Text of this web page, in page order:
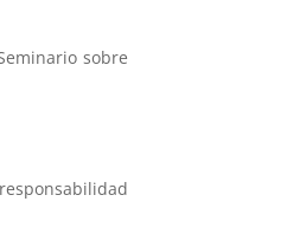
sobre